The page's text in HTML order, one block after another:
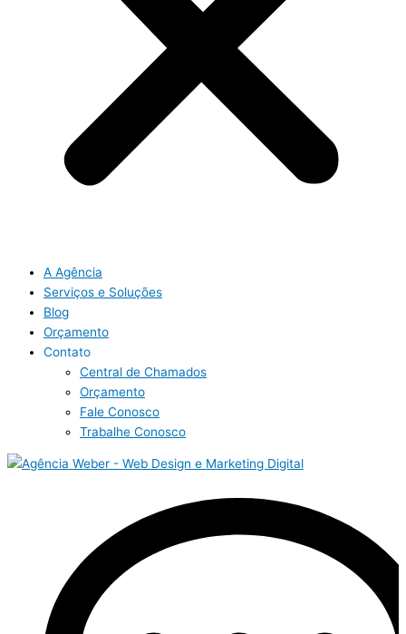
A Agência
Serviços e Soluções
Blog
Orçamento
Contato
Central de Chamados
Orçamento
Fale Conosco
Trabalhe Conosco